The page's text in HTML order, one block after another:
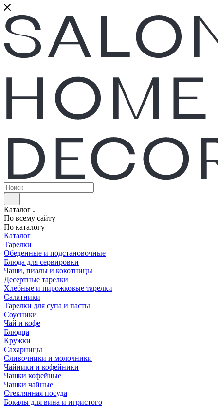
Каталог
По всему сайту
По каталогу
Каталог
Тарелки
Обеденные и подстановочные
Блюда для сервировки
Чаши, пиалы и кокотницы
Десертные тарелки
Хлебные и пирожковые тарелки
Салатники
Тарелки для супа и пасты
Соусники
Чай и кофе
Блюдца
Кружки
Сахарницы
Сливочники и молочники
Чайники и кофейники
Чашки кофейные
Чашки чайные
Стеклянная посуда
Бокалы для вина и игристого